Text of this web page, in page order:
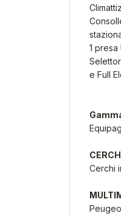
1
e Full
Cerchi